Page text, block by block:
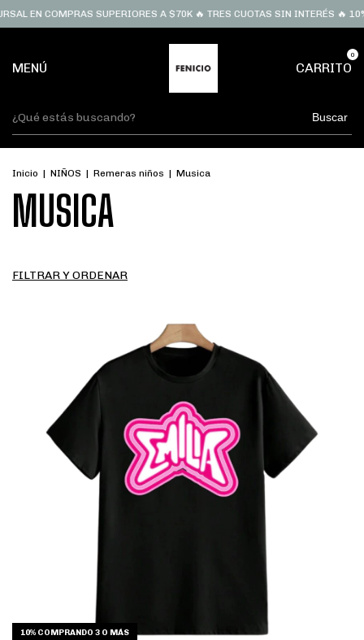
EN COMPRAS SUPERIORES A $70K 🔥 TRES CUOTAS SIN INTERÉS 🔥
MENÚ CARRITO
0
Buscar
Inicio | NIÑOS | Remeras niños | Musica
MUSICA
FILTRAR Y ORDENAR
10% COMPRANDO 3 O MÁS